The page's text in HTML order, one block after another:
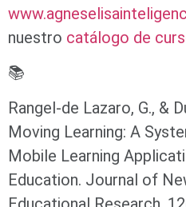
nuestro catálogo de
📚
Rangel-de Lazaro, G., &
Moving Learning: A
Mobile Learning
Education. Journal of